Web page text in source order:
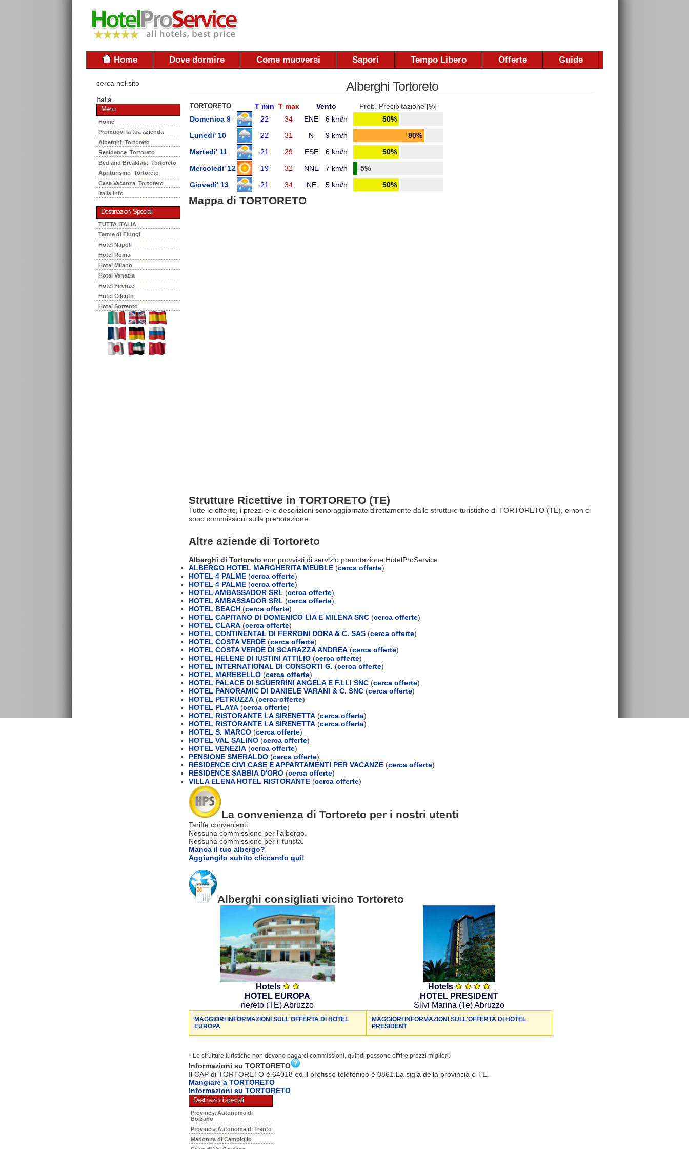
Home Dove dormire Come muoversi Sapori Tempo Libero Offerte Guide
cerca nel sito
Italia
Menu
Home
Promuovi la tua azienda
Alberghi Tortoreto
Residence Tortoreto
Bed and Breakfast Tortoreto
Agriturismo Tortoreto
Casa Vacanza Tortoreto
Italia Info
Destinazioni Speciali
TUTTA ITALIA
Terme di Fiuggi
Hotel Napoli
Hotel Roma
Hotel Milano
Hotel Venezia
Hotel Firenze
Hotel Cilento
Hotel Sorrento
Alberghi Tortoreto
TORTORETO T min T max Vento
Prob. Precipitazione [%]
Domenica 9
22 34 ENE 6 km/h
50%
Lunedi' 10
22 31 N 9 km/h
80%
Martedi' 11
21 29 ESE 6 km/h
50%
Mercoledi' 12
19 32 NNE 7 km/h
5%
Giovedi' 13
21 34 NE 5 km/h 50%
Mappa di TORTORETO
Strutture Ricettive in TORTORETO (TE)
Tutte le offerte, i prezzi e le descrizioni sono aggiornate direttamente dalle strutture turistiche di TORTORETO (TE), e non ci
sono commissioni sulla prenotazione.
Altre aziende di Tortoreto
Alberghi di Tortoreto non provvisti di servizio prenotazione HotelProService
ALBERGO HOTEL MARGHERITA MEUBLE (cerca offerte)
HOTEL 4 PALME (cerca offerte)
HOTEL 4 PALME (cerca offerte)
HOTEL AMBASSADOR SRL (cerca offerte)
HOTEL AMBASSADOR SRL (cerca offerte)
HOTEL BEACH (cerca offerte)
HOTEL CAPITANO DI DOMENICO LIA E MILENA SNC (cerca offerte)
HOTEL CLARA (cerca offerte)
HOTEL CONTINENTAL DI FERRONI DORA & C. SAS (cerca offerte)
HOTEL COSTA VERDE (cerca offerte)
HOTEL COSTA VERDE DI SCARAZZA ANDREA (cerca offerte)
HOTEL HELENE DI IUSTINI ATTILIO (cerca offerte)
HOTEL INTERNATIONAL DI CONSORTI G. (cerca offerte)
HOTEL MAREBELLO (cerca offerte)
HOTEL PALACE DI SGUERRINI ANGELA E F.LLI SNC (cerca offerte)
HOTEL PANORAMIC DI DANIELE VARANI & C. SNC (cerca offerte)
HOTEL PETRUZZA (cerca offerte)
HOTEL PLAYA (cerca offerte)
HOTEL RISTORANTE LA SIRENETTA (cerca offerte)
HOTEL RISTORANTE LA SIRENETTA (cerca offerte)
HOTEL S. MARCO (cerca offerte)
HOTEL VAL SALINO (cerca offerte)
HOTEL VENEZIA (cerca offerte)
PENSIONE SMERALDO (cerca offerte)
RESIDENCE CIVI CASE E APPARTAMENTI PER VACANZE (cerca offerte)
RESIDENCE SABBIA D'ORO (cerca offerte)
VILLA ELENA HOTEL RISTORANTE (cerca offerte)
La convenienza di Tortoreto per i nostri utenti
Tariffe convenienti.
Nessuna commissione per l'albergo.
Nessuna commissione per il turista.
Manca il tuo albergo?
Aggiungilo subito cliccando qui!
Alberghi consigliati vicino Tortoreto
Hotels
HOTEL EUROPA
nereto (TE) Abruzzo
MAGGIORI INFORMAZIONI SULL'OFFERTA DI HOTEL
EUROPA
Hotels
HOTEL PRESIDENT
Silvi Marina (Te) Abruzzo
MAGGIORI INFORMAZIONI SULL'OFFERTA DI HOTEL
PRESIDENT
* Le strutture turistiche non devono pagarci commissioni, quindi possono offrire prezzi migliori.
Informazioni su TORTORETO
Il CAP di TORTORETO è 64018 ed il prefisso telefonico è 0861.La sigla della provincia è TE.
Mangiare a TORTORETO
Informazioni su TORTORETO
Destinazioni speciali
Provincia Autonoma di
Bolzano
Provincia Autonoma di Trento
Madonna di Campiglio